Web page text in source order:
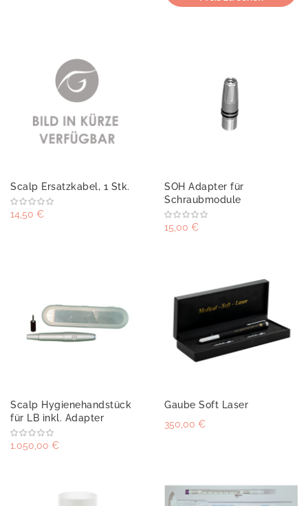
Scalp Ersatzkabel, 1 Stk.
14,50 €
SOH Adapter für
Schraubmodule
15,00 €
Scalp Hygienehandstück
für LB inkl. Adapter
1.050,00 €
Gaube Soft Laser
350,00 €